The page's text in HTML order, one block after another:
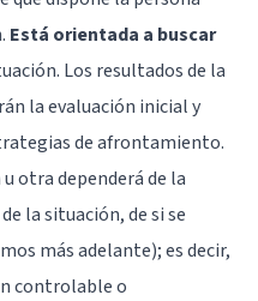
Está orientada a buscar
Los resultados de la
la evaluación inicial y
de afrontamiento.
otra dependerá de la
la situación, de si se
más adelante); es decir,
controlable o